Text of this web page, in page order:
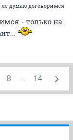
лс думаю договоримся
- только на
8 ... 14